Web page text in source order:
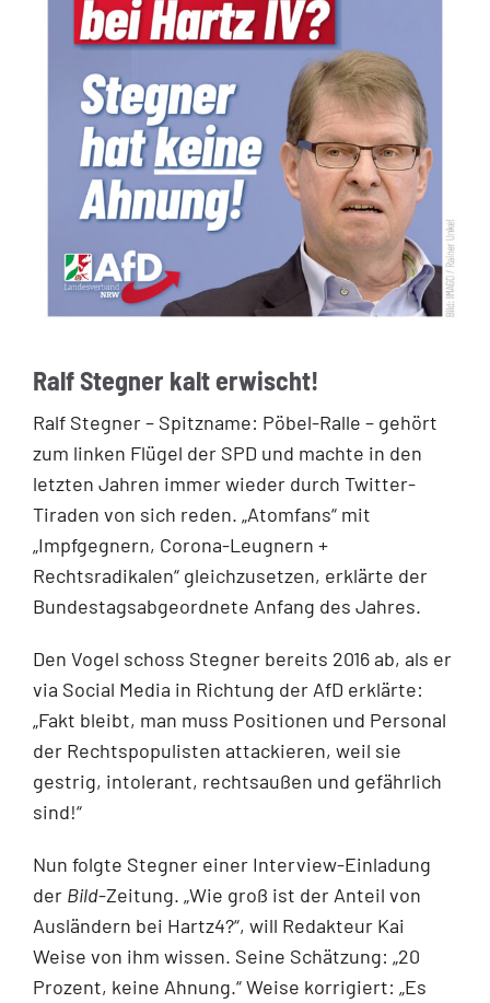
Ralf Stegner kalt erwischt!
Ralf Stegner – Spitzname: Pöbel-Ralle – gehört
zum linken Flügel der SPD und machte in den
letzten Jahren immer wieder durch Twitter-
Tiraden von sich reden. „Atomfans“ mit
„Impfgegnern, Corona-Leugnern +
Rechtsradikalen“ gleichzusetzen, erklärte der
Bundestagsabgeordnete Anfang des Jahres.
Den Vogel schoss Stegner bereits 2016 ab, als er
via Social Media in Richtung der AfD erklärte:
„Fakt bleibt, man muss Positionen und Personal
der Rechtspopulisten attackieren, weil sie
gestrig, intolerant, rechtsaußen und gefährlich
sind!“
Nun folgte Stegner einer Interview-Einladung
der Bild-Zeitung. „Wie groß ist der Anteil von
Ausländern bei Hartz4?“, will Redakteur Kai
Weise von ihm wissen. Seine Schätzung: „20
Prozent, keine Ahnung.“ Weise korrigiert: „Es